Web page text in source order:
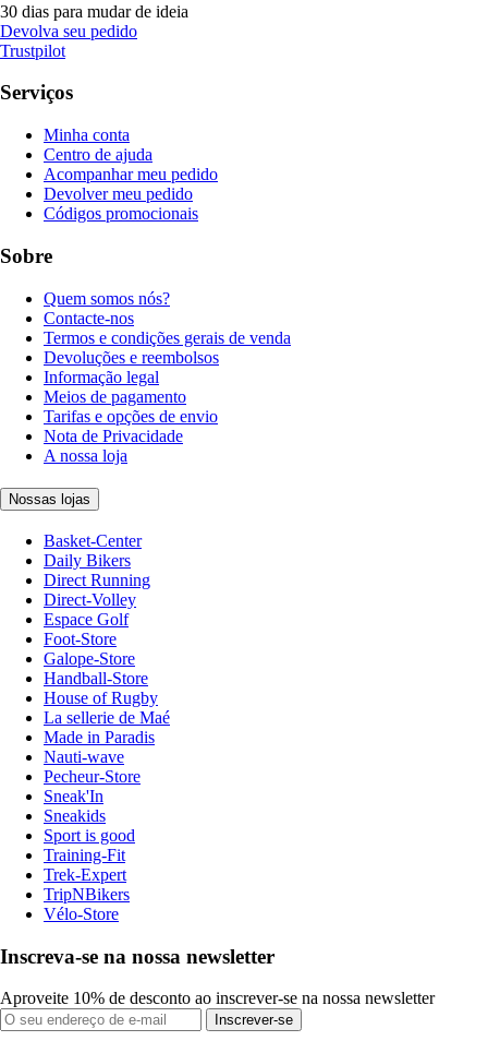
30 dias para mudar de ideia
Devolva seu pedido
Trustpilot
Serviços
Minha conta
Centro de ajuda
Acompanhar meu pedido
Devolver meu pedido
Códigos promocionais
Sobre
Quem somos nós?
Contacte-nos
Termos e condições gerais de venda
Devoluções e reembolsos
Informação legal
Meios de pagamento
Tarifas e opções de envio
Nota de Privacidade
A nossa loja
Nossas lojas
Basket-Center
Daily Bikers
Direct Running
Direct-Volley
Espace Golf
Foot-Store
Galope-Store
Handball-Store
House of Rugby
La sellerie de Maé
Made in Paradis
Nauti-wave
Pecheur-Store
Sneak'In
Sneakids
Sport is good
Training-Fit
Trek-Expert
TripNBikers
Vélo-Store
Inscreva-se na nossa newsletter
Aproveite 10% de desconto ao inscrever-se na nossa newsletter
Inscrever-se